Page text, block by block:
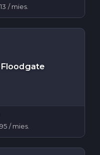
/ mies.
/ mies.